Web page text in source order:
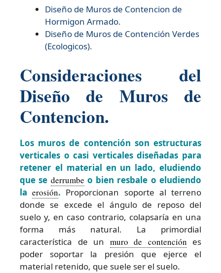
Diseño de Muros de Contencion de
Hormigon Armado.
Diseño de Muros de Contención Verdes
(Ecologicos).
Consideraciones del
Diseño de Muros de
Contencion.
Los muros de contención son estructuras
verticales o casi verticales diseñadas para
retener el material en un lado, eludiendo
que se derrumbe o bien resbale o eludiendo
laerosión. Proporcionan soporte al terreno
donde se excede el ángulo de reposo del
suelo y, en caso contrario, colapsaría en una
forma más natural. La primordial
característica de un muro de contención es
poder soportar la presión que ejerce el
material retenido, que suele ser el suelo.